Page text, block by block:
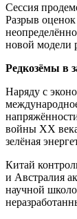
Сессия
Разрыв
новой модели
Редкозёмы в
Наряду с
войны XX
зелёная
Китай
и Австралия
научной